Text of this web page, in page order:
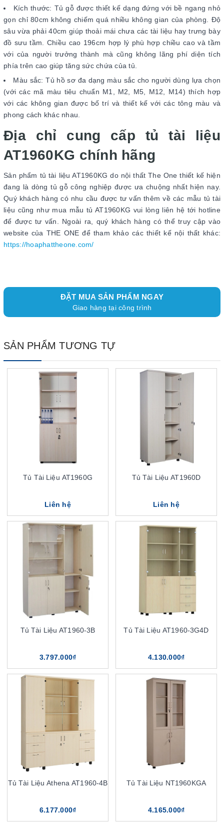
Kích thước: Tủ gỗ được thiết kế dạng đứng với bề ngang nhỏ
gọn chỉ 80cm không chiếm quá nhiều không gian của phòng. Độ
sâu vừa phải 40cm giúp thoải mái chưa các tài liệu hay trưng bày
đồ sưu tầm. Chiều cao 196cm hợp lý phù hợp chiều cao và tầm
với của người trưởng thành mà cũng không lãng phí diện tích
phía trên cao giúp tăng sức chứa của tủ.
Màu sắc: Tủ hồ sơ đa dạng màu sắc cho người dùng lựa chọn
(với các mã màu tiêu chuẩn M1, M2, M5, M12, M14) thích hợp
với các không gian được bố trí và thiết kế với các tông màu và
phong cách khác nhau.
Địa chỉ cung cấp tủ tài liệu
AT1960KG chính hãng
Sản phẩm tủ tài liệu AT1960KG do nội thất The One thiết kế hiện
đang là dòng tủ gỗ công nghiệp được ưa chuộng nhất hiện nay.
Quý khách hàng có nhu cầu được tư vấn thêm về các mẫu tủ tài
liệu cũng như mua mẫu tủ AT1960KG vui lòng liên hệ tới hotline
để được tư vấn. Ngoài ra, quý khách hàng có thể truy cập vào
website của THE ONE để tham khảo các thiết kế nội thất khác:
https://hoaphattheone.com/
ĐẶT MUA SẢN PHẨM NGAY
Giao hàng tại công trình
SẢN PHẨM TƯƠNG TỰ
Tủ Tài Liệu AT1960G
Liên hệ
Tủ Tài Liệu AT1960D
Liên hệ
Tủ Tài Liệu AT1960-3B
3.797.000₫
Tủ Tài Liệu AT1960-3G4D
4.130.000₫
Tủ Tài Liệu Athena AT1960-4B
6.177.000₫
Tủ Tài Liệu NT1960KGA
4.165.000₫